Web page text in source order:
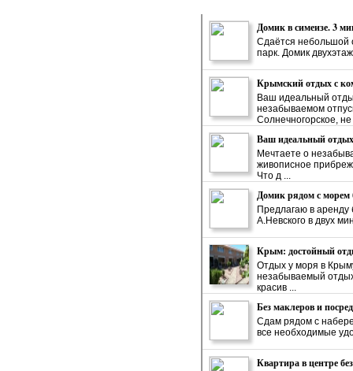
Домик в симеизе. 3
Сдаётся небольшой
парк. Домик
Крымский отдых с
Ваш идеальный
незабываемом
Солнечногорское, не
Ваш идеальный
Мечтаете о
живописное
Что д ...
Домик рядом с морем
Предлагаю в аренду
А.Невского в двух
Крым: достойный
Отдых у моря в
незабываемый
красив ...
Без маклеров и
Сдам рядом с
все необходимые
Квартира в центре